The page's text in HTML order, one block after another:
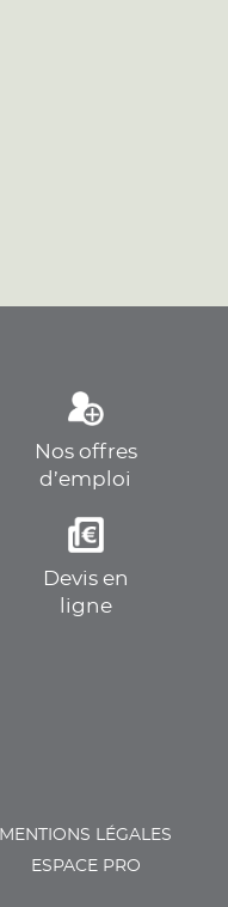
Nos offres
d’emploi
Devis en
ligne
MENTIONS LÉGALES
ESPACE PRO